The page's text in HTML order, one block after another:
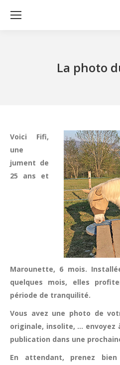
La photo
Voici Fifi,
une
jument de
25 ans et
Marounette, 6 mois.
quelques mois, elles
période de tranquilité.
Vous avez une photo de
originale, insolite, … envoyez
publication dans une
En attendant, prenez